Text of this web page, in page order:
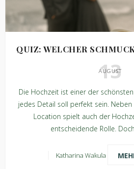
QUIZ: WELCHER
13
AUGUST
Die Hochzeit ist einer der
jedes Detail soll perfekt sein.
Location spielt auch der
entscheidende Rolle. Doch
Katharina Wakula